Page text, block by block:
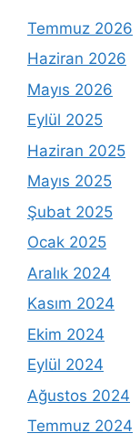
Temmuz 2026
Haziran 2026
Mayıs 2026
Eylül 2025
Haziran 2025
Mayıs 2025
Şubat 2025
Ocak 2025
Aralık 2024
Kasım 2024
Ekim 2024
Eylül 2024
Ağustos 2024
Temmuz 2024